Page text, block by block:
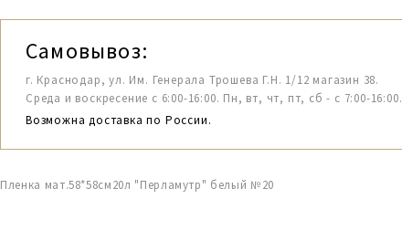
Самовывоз:
г. Краснодар, ул. Им. Генерала Трошева Г.Н. 1/12 магазин 38.
Среда и воскресение с 6:00-16:00. Пн, вт, чт, пт, сб - с 7:00-16:00.
Возможна доставка по России.
Пленка мат.58*58см20л "Перламутр" белый №20